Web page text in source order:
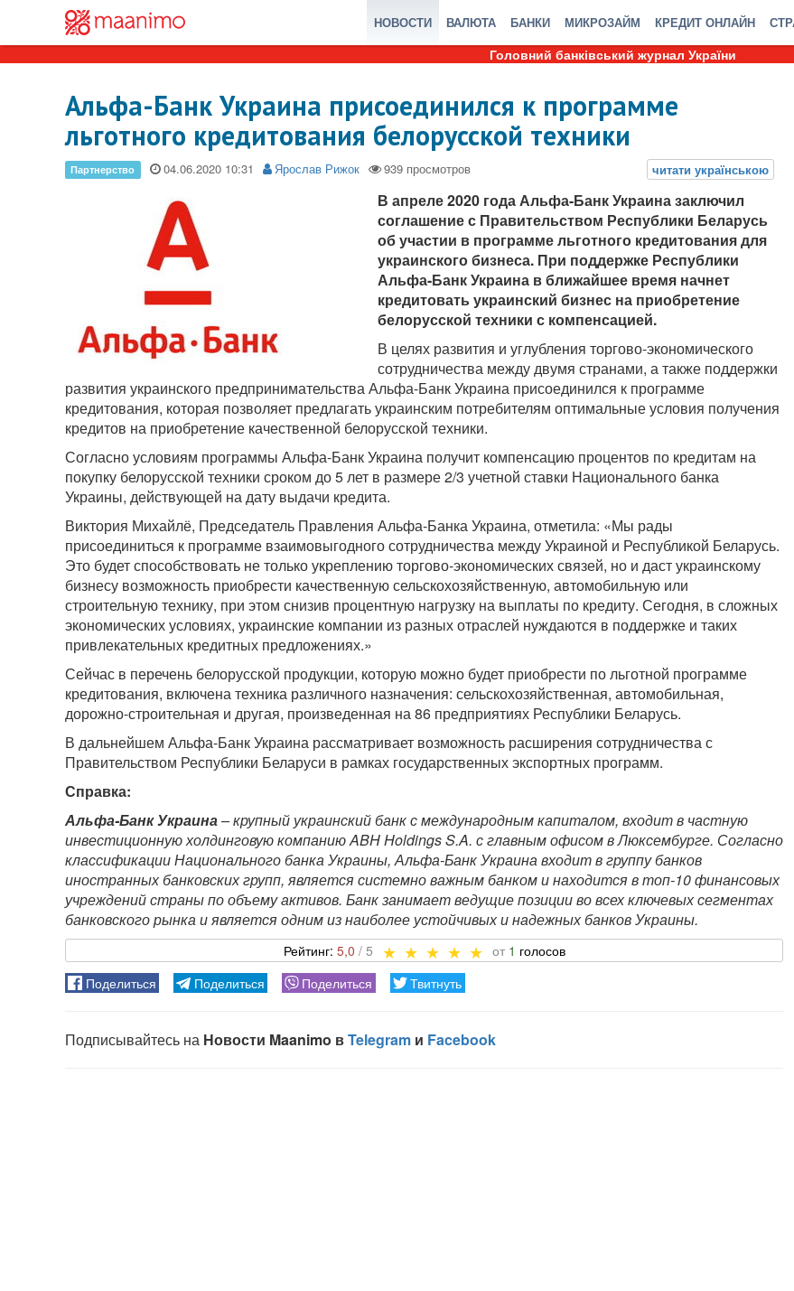
НОВОСТИ ВАЛЮТА БАНКИ МИКРОЗАЙМ КРЕДИТ ОНЛАЙН
Головний банківський журнал України
Альфа-Банк Украина присоединился к программе
льготного кредитования белорусской техники
04.06.2020 Ярослав Рижок
В апреле 2020 года Альфа-Банк Украина заключил
соглашение с Правительством Республики Беларусь
об участии в программе льготного кредитования для
украинского бизнеса. При поддержке Республики
Альфа-Банк Украина в ближайшее время начнет
кредитовать украинский бизнес на приобретение
белорусской техники с компенсацией.
В целях развития и углубления торгово-экономического
сотрудничества между двумя странами, а также поддержки
развития украинского предпринимательства Альфа-Банк Украина присоединился к программе
кредитования, которая позволяет предлагать украинским потребителям оптимальные условия получения
кредитов на приобретение качественной белорусской техники.
Согласно условиям программы Альфа-Банк Украина получит компенсацию процентов по кредитам на
покупку белорусской техники сроком до 5 лет в размере 2/3 учетной ставки Национального банка
Украины, действующей на дату выдачи кредита.
Виктория Михайлё, Председатель Правления Альфа-Банка Украина, отметила: «Мы рады
присоединиться к программе взаимовыгодного сотрудничества между Украиной и Республикой Беларусь.
Это будет способствовать не только укреплению торгово-экономических связей, но и даст украинскому
бизнесу возможность приобрести качественную сельскохозяйственную, автомобильную или
строительную технику, при этом снизив процентную нагрузку на выплаты по кредиту. Сегодня, в сложных
экономических условиях, украинские компании из разных отраслей нуждаются в поддержке и таких
привлекательных кредитных предложениях.»
Сейчас в перечень белорусской продукции, которую можно будет приобрести по льготной программе
кредитования, включена техника различного назначения: сельскохозяйственная, автомобильная,
дорожно-строительная и другая, произведенная на 86 предприятиях Республики Беларусь.
В дальнейшем Альфа-Банк Украина рассматривает возможность расширения сотрудничества с
Правительством Республики Беларуси в рамках государственных экспортных программ.
Справка:
Альфа-Банк Украина– крупный украинский банк с международным капиталом, входит в частную
инвестиционную холдинговую компанию ABH Holdings S.A. с главным офисом в Люксембурге. Согласно
классификации Национального банка Украины, Альфа-Банк Украина входит в группу банков
иностранных банковских групп, является системно важным банком и находится в топ-10 финансовых
учреждений страны по объему активов. Банк занимает ведущие позиции во всех ключевых сегментах
банковского рынка и является одним из наиболее устойчивых и надежных банков Украины.
5,0 1